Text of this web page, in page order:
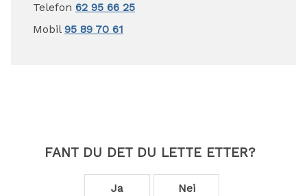
Telefon 62 95 66 25
Mobil 95 89 70 61
FANT DU DET DU LETTE ETTER?
Ja Nei